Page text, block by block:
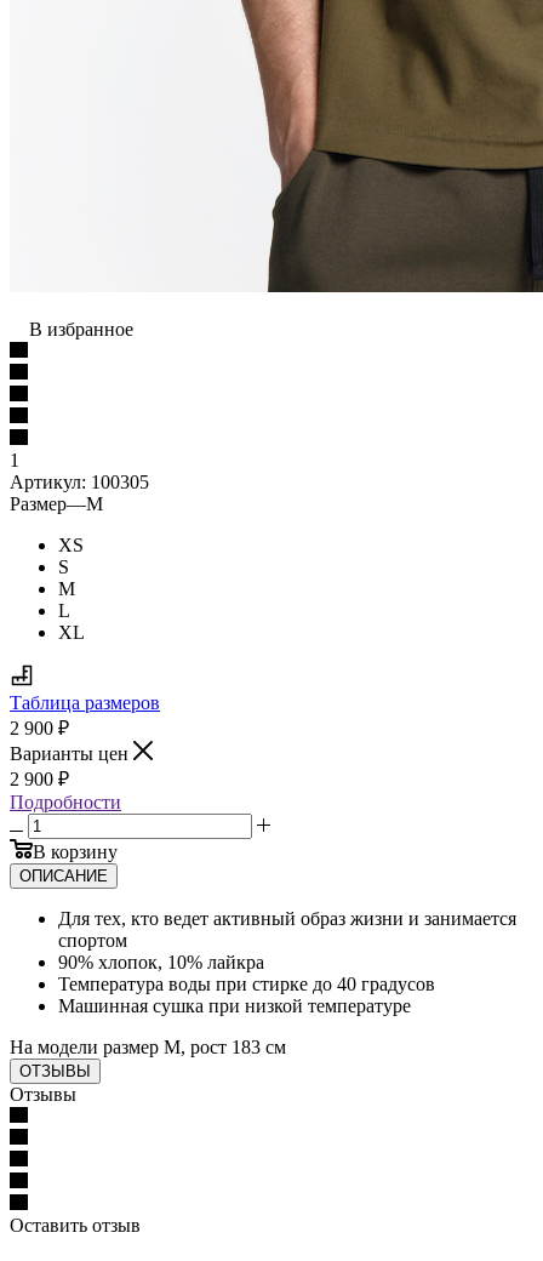
В избранное
1
Артикул: 100305
Размер—M
XS
S
M
L
XL
Таблица размеров
2 900 ₽
Варианты цен
2 900 ₽
Подробности
В корзину
ОПИСАНИЕ
Для тех, кто ведет активный образ жизни и занимается
спортом
90% хлопок, 10% лайкра
Температура воды при стирке до 40 градусов
Машинная сушка при низкой температуре
На модели размер М, рост 183 см
ОТЗЫВЫ
Отзывы
Оставить отзыв